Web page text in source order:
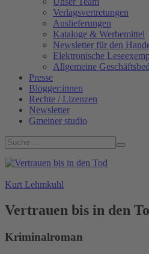
Verlagsvertretungen
Auslieferungen
Kataloge & Werbemittel
Newsletter für den
Elektronische
Allgemeine
Presse
Blogger:innen
Rechte / Lizenzen
Newsletter
Gmeiner studio
Kurt Lehmkuhl
Vertrauen bis in den
Kriminalroman